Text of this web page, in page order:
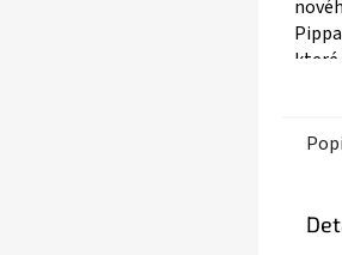
které